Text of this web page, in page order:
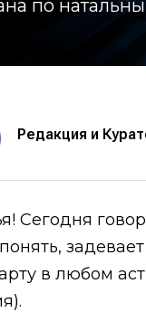
по
Редакция и
Сегодня
в любом